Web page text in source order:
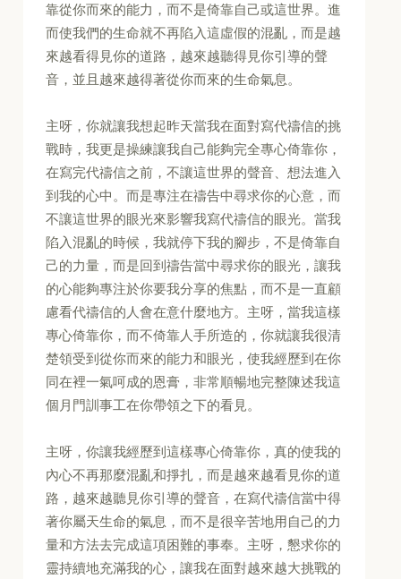
靠從你而來的能力，而不是倚靠自己或這世界。進
而使我們的生命就不再陷入這虛假的混亂，而是越
來越看得見你的道路，越來越聽得見你引導的聲
音，並且越來越得著從你而來的生命氣息。
主呀，你就讓我想起昨天當我在面對寫代禱信的挑
戰時，我更是操練讓我自己能夠完全專心倚靠你，
在寫完代禱信之前，不讓這世界的聲音、想法進入
到我的心中。而是專注在禱告中尋求你的心意，而
不讓這世界的眼光來影響我寫代禱信的眼光。當我
陷入混亂的時候，我就停下我的腳步，不是倚靠自
己的力量，而是回到禱告當中尋求你的眼光，讓我
的心能夠專注於你要我分享的焦點，而不是一直顧
慮看代禱信的人會在意什麼地方。主呀，當我這樣
專心倚靠你，而不倚靠人手所造的，你就讓我很清
楚領受到從你而來的能力和眼光，使我經歷到在你
同在裡一氣呵成的恩膏，非常順暢地完整陳述我這
個月門訓事工在你帶領之下的看見。
主呀，你讓我經歷到這樣專心倚靠你，真的使我的
內心不再那麼混亂和掙扎，而是越來越看見你的道
路，越來越聽見你引導的聲音，在寫代禱信當中得
著你屬天生命的氣息，而不是很辛苦地用自己的力
量和方法去完成這項困難的事奉。主呀，懇求你的
靈持續地充滿我的心，讓我在面對越來越大挑戰的